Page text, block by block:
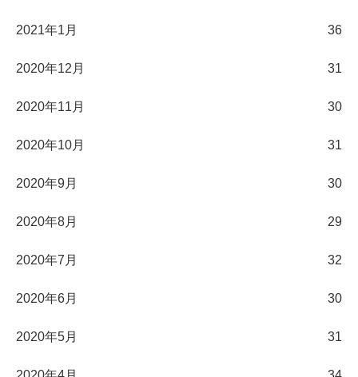
2021年1月 36
2020年12月 31
2020年11月 30
2020年10月 31
2020年9月 30
2020年8月 29
2020年7月 32
2020年6月 30
2020年5月 31